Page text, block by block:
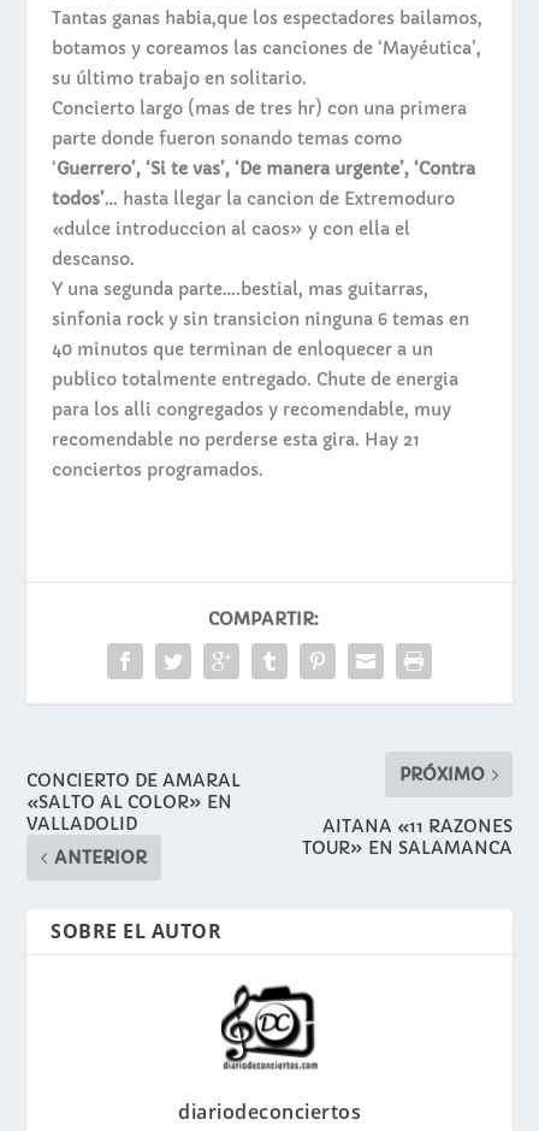
Tantas ganas habia,que los espectadores bailamos,
botamos y coreamos las canciones de ‘Mayéutica’,
su último trabajo en solitario.
Concierto largo (mas de tres hr) con una primera
parte donde fueron sonando temas como
‘Guerrero’, ‘Si te vas’, ‘De manera urgente’, ‘Contra
todos’… hasta llegar la cancion de Extremoduro
«dulce introduccion al caos» y con ella el
descanso.
Y una segunda parte….bestial, mas guitarras,
sinfonia rock y sin transicion ninguna 6 temas en
40 minutos que terminan de enloquecer a un
publico totalmente entregado. Chute de energia
para los alli congregados y recomendable, muy
recomendable no perderse esta gira. Hay 21
conciertos programados.
COMPARTIR:
CONCIERTO DE AMARAL
«SALTO AL COLOR» EN
VALLADOLID
ANTERIOR
PRÓXIMO
AITANA «11 RAZONES
TOUR» EN SALAMANCA
SOBRE EL AUTOR
diariodeconciertos